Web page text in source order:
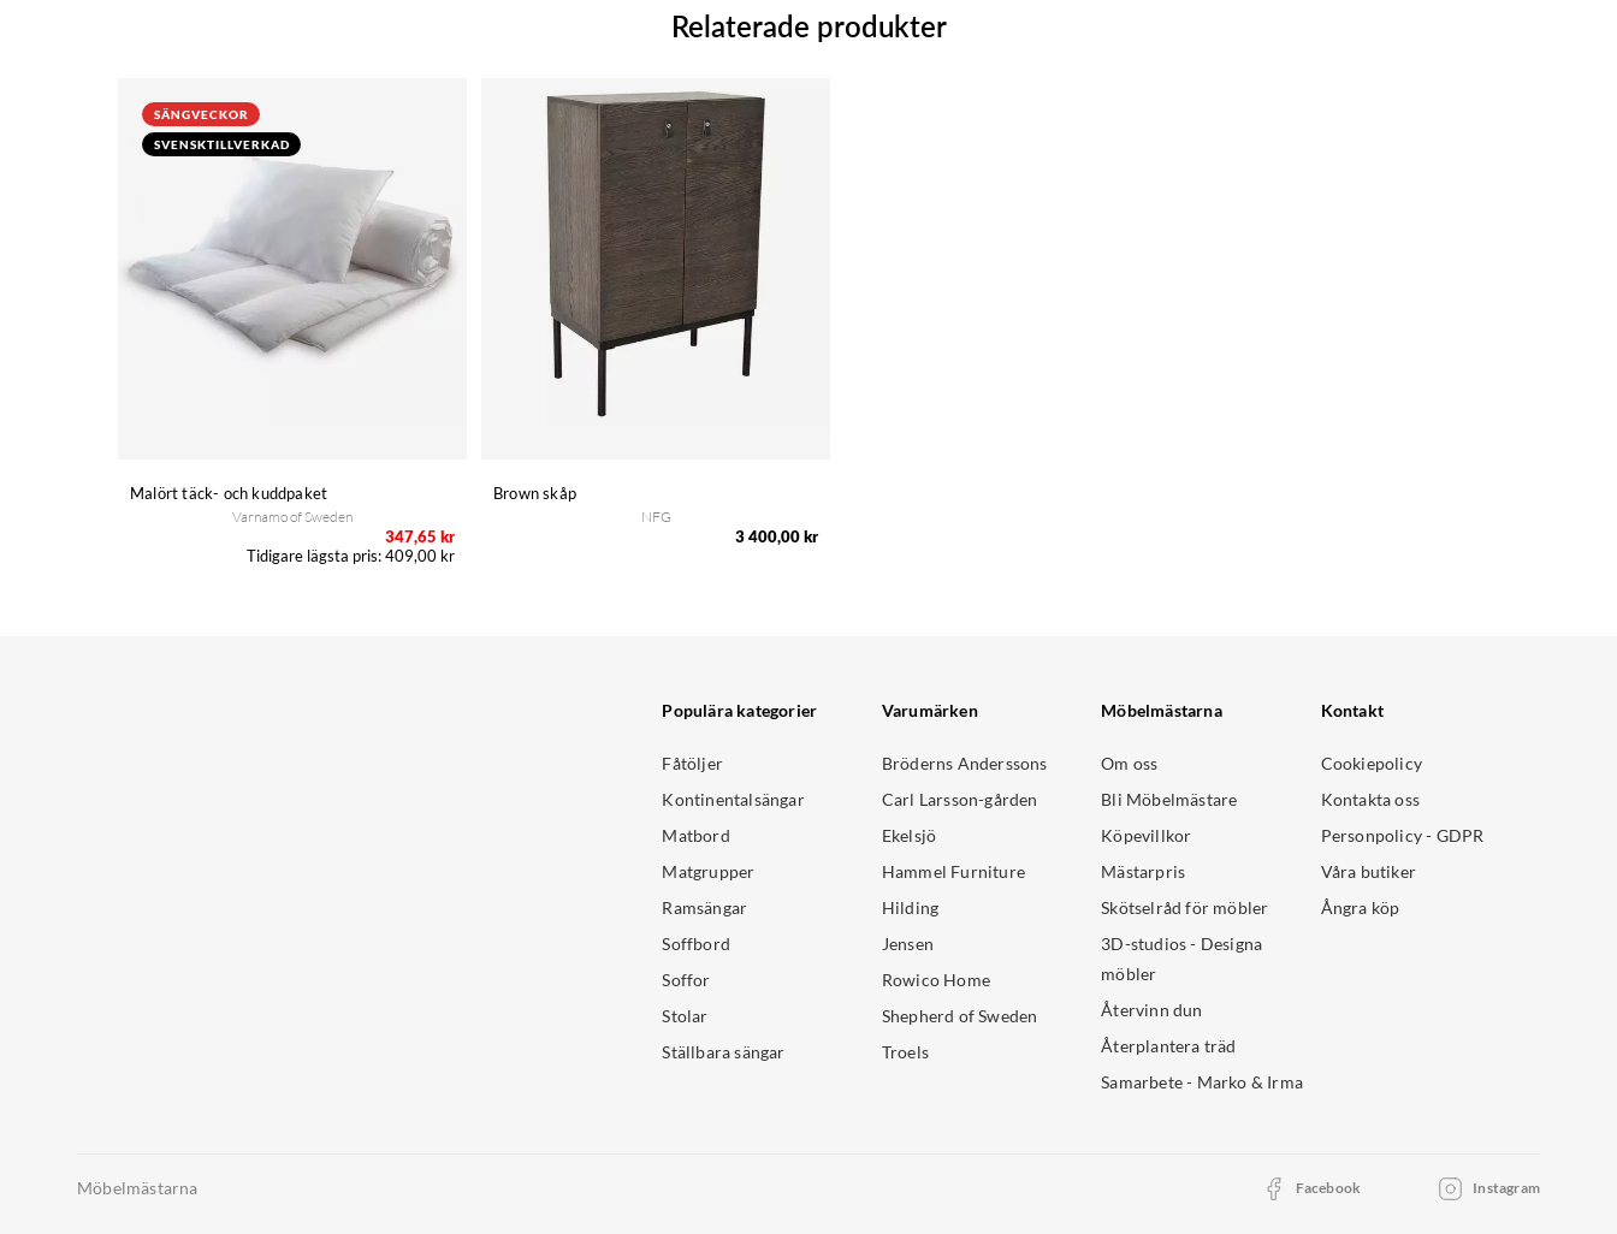
Relaterade produkter
SÄNGVECKOR
SVENSKTILLVERKAD
Malört täck- och kuddpaket
Varnamo of Sweden
347,65 kr
409,00 kr
Brown skåp
NFG
3 400,00 kr
Populära kategorier
Fåtöljer
Kontinentalsängar
Matbord
Matgrupper
Ramsängar
Soffbord
Soffor
Stolar
Ställbara sängar
Varumärken
Bröderns Anderssons
Carl Larsson-gården
Ekelsjö
Hammel Furniture
Hilding
Jensen
Rowico Home
Shepherd of Sweden
Troels
Möbelmästarna
Om oss
Bli Möbelmästare
Köpevillkor
Mästarpris
Skötselråd för möbler
3D-studios - Designa
möbler
Återvinn dun
Återplantera träd
Samarbete - Marko & Irma
Kontakt
Cookiepolicy
Kontakta oss
Personpolicy - GDPR
Våra butiker
Ångra köp
Möbelmästarna Facebook Instagram